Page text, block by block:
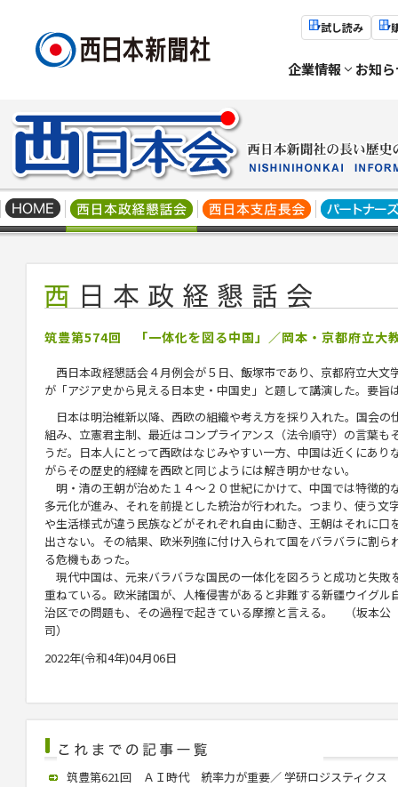
試し読み
企業情報 お知
筑豊第574回 「一体化を図る中国」／岡本・京都府立大
西日本政経懇話会４月例会が５日、飯塚市であり、京都府立大文
が「アジア史から見える日本史・中国史」と題して講演した。要旨
日本は明治維新以降、西欧の組織や考え方を採り入れた。国会の
組み、 立憲君主制、最近はコンプライアンス（法令順守）の言葉も
うだ。日本人にとって西欧はなじみやすい一方、中国は近くにあり
がらその歴史的経緯を西欧と同じようには解き明かせない。
明・清の王朝が治めた１４～２０世紀にかけて、中国では特徴的
多元化が進み、それを前提とした統治が行われた。つまり、使う文
や生活様式が違う民族などがそれぞれ自由に動き、王朝はそれに口
出さない。その結果、欧米列強に付け入られて国をバラバラに割ら
る危機もあった。
現代中国は、元来バラバラな国民の一体化を図ろうと成功と失敗
重ねている。欧米諸国が、人権侵害があると非難する新疆ウイグル
治区での問題も、その過程で起きている摩擦と言える。 （坂本公
司）
2022年(令和4年)04月06日
筑豊第621回 ＡＩ時代 統率力が重要／ 学研ロジスティクス